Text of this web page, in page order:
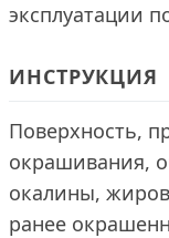
эксплуатации
ИНСТРУКЦИЯ
Поверхность,
окрашивания,
окалины,
ранее